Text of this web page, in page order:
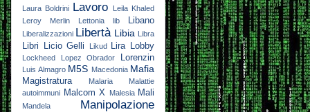
Laura Boldrini Lavoro
Leila Khaled
Leroy Merlin
Lettonia lib Libano
Liberalizzazioni Libertà Libia Libra
Libri Licio Gelli Likud Lira Lobby
Lockheed Lopez Obrador Lorenzin
Luis Almagro M5S Macedonia Mafia
Magistratura Malaria
Malattie
autoimmuni Malcom X Malesia Mali
Mandela Manipolazione